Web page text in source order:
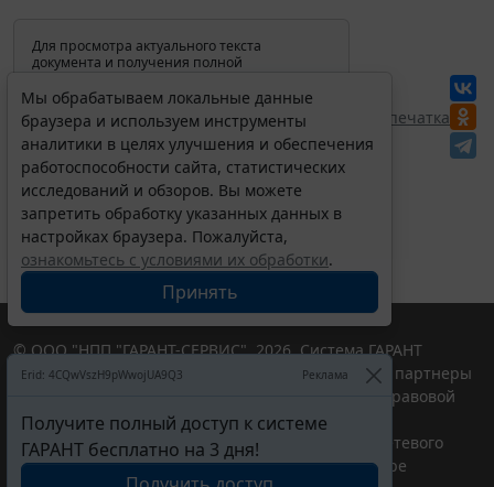
Для просмотра актуального текста
документа и получения полной
изменениях и порядке применения
документа, воспользуйтесь поиском в
Интернет-версии системы ГАРАНТ:
Перепечатка
Мы обрабатываем локальные данные
браузера и используем инструменты
аналитики в целях улучшения и обеспечения
работоспособности сайта, статистических
исследований и обзоров. Вы можете
запретить обработку указанных данных в
настройках браузера. Пожалуйста,
ознакомьтесь с условиями их обработки.
Принять
Erid: 4CQwVszH9pWwojUA9Q3 Реклама
Получите полный доступ к системе
ГАРАНТ бесплатно на 3 дня!
© ООО "НПП "ГАРАНТ-СЕРВИС", 2026. Система ГАРАНТ
выпускается с 1990 года. Компания "Гарант" и ее партнеры
являются участниками Российской ассоциации правовой
информации ГАРАНТ.
Портал ГАРАНТ.РУ зарегистрирован в качестве сетевого
издания Федеральной службой по надзору в сфере